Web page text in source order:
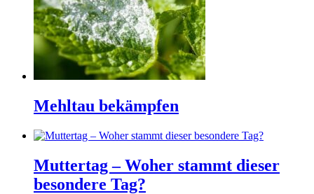
Mehltau bekämpfen
Muttertag – Woher stammt dieser
besondere Tag?